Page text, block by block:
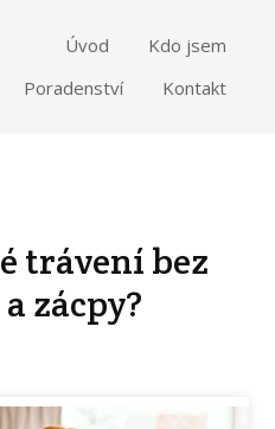
Úvod
Kdo jsem
Poradenství
Kontakt
trávení bez
zácpy?